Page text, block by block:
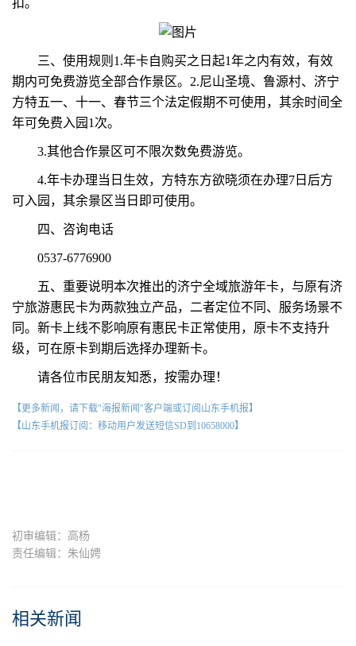
扣。
三、使用规则1.年卡自购买之日起1年之内有效，有效
期内可免费游览全部合作景区。2.尼山圣境、鲁源村、济宁
方特五一、十一、春节三个法定假期不可使用，其余时间全
年可免费入园1次。
3.其他合作景区可不限次数免费游览。
4.年卡办理当日生效，方特东方欲晓须在办理7日后方
可入园，其余景区当日即可使用。
四、咨询电话
0537-6776900
五、重要说明本次推出的济宁全域旅游年卡，与原有济
宁旅游惠民卡为两款独立产品，二者定位不同、服务场景不
同。新卡上线不影响原有惠民卡正常使用，原卡不支持升
级，可在原卡到期后选择办理新卡。
请各位市民朋友知悉，按需办理！
【更多新闻，请下载"海报新闻"客户端或订阅山东手机报】
【山东手机报订阅：移动用户发送短信SD到10658000】
初审编辑：高杨
责任编辑：朱仙娉
相关新闻